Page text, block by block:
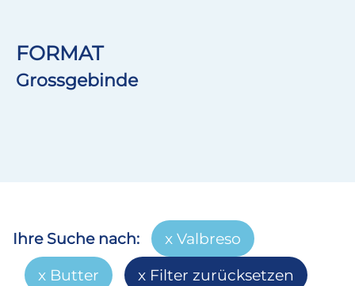
FORMAT
Grossgebinde
Ihre Suche nach:
Valbreso
Butter
Filter zurücksetzen